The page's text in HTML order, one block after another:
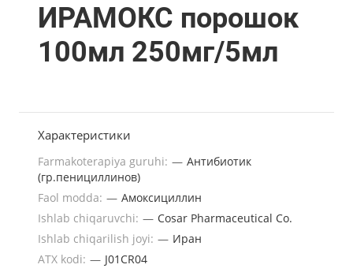
ИРАМОКС порошок
100мл 250мг/5мл
Характеристики
Farmakoterapiya guruhi: — Антибиотик
(гр.пенициллинов)
Faol modda: — Амоксициллин
Ishlab chiqaruvchi: — Cosar Pharmaceutical Co.
Ishlab chiqarilish joyi: — Иран
ATX kodi: — J01CR04